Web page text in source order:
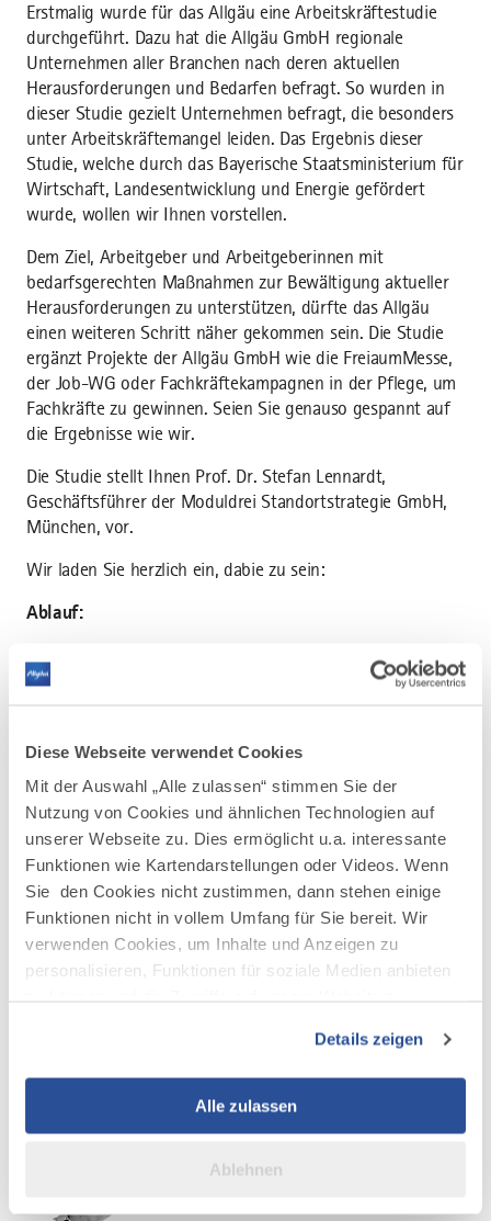
Diese Webseite verwendet Cookies
Mit der Auswahl „Alle zulassen“ stimmen Sie der
Nutzung von Cookies und ähnlichen Technologien auf
unserer Webseite zu. Dies ermöglicht u.a. interessante
Funktionen wie Kartendarstellungen oder Videos. Wenn
Sie den Cookies nicht zustimmen, dann stehen einige
Funktionen nicht in vollem Umfang für Sie bereit. Wir
verwenden Cookies, um Inhalte und Anzeigen zu
personalisieren, Funktionen für soziale Medien anbieten
Verwendung unserer Website an unsere Partner für
soziale Medien, Werbung und Analysen weiter. Unsere
Partner führen diese Informationen möglicherweise mit
weiteren Daten zusammen, die Sie ihnen bereitgestellt
Details zeigen
Alle zulassen
Ablehnen
Erstmalig wurde für das Allgäu eine Arbeitskräftestudie
durchgeführt. Dazu hat die Allgäu GmbH regionale
Unternehmen aller Branchen nach deren aktuellen
Herausforderungen und Bedarfen befragt. So wurden in
dieser Studie gezielt Unternehmen befragt, die besonders
unter Arbeitskräftemangel leiden. Das Ergebnis dieser
Studie, welche durch das Bayerische Staatsministerium für
Wirtschaft, Landesentwicklung und Energie gefördert
wurde, wollen wir Ihnen vorstellen.
Dem Ziel, Arbeitgeber und Arbeitgeberinnen mit
bedarfsgerechten Maßnahmen zur Bewältigung aktueller
Herausforderungen zu unterstützen, dürfte das Allgäu
einen weiteren Schritt näher gekommen sein. Die Studie
ergänzt Projekte der Allgäu GmbH wie die FreiaumMesse,
der Job-WG oder Fachkräftekampagnen in der Pflege, um
Fachkräfte zu gewinnen. Seien Sie genauso gespannt auf
die Ergebnisse wie wir.
Die Studie stellt Ihnen Prof. Dr. Stefan Lennardt,
Geschäftsführer der Moduldrei Standortstrategie GmbH,
München, vor.
Wir laden Sie herzlich ein, dabie zu sein:
Ablauf:
Begrüßung durch Landrätin Maria Rita Zinnecker,
Aufsichtsratsvorsitzende der Allgäu GmbH
Geschäftsführer Allgäu GmbH
Präsentation und Erläuterung der Ergebnisse durch
Moduldrei, Prof. Dr. Stefan Lennardt
Wir freuen uns auf Ihre Anmeldung unter
zehnpfennig@allgaeu.de
LINK PER MAIL VERSENDEN